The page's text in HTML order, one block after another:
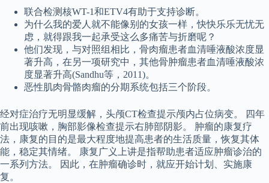
联合检测核WT-1和ETV4有助于支持诊断。
为什么我的爱人就不能像别的女孩一样，快快乐乐无忧无
虑，就得跟我一起承受这么多痛苦与折磨呢？
他们发现，与对照组相比，骨肉瘤患者血清唾液酸浓度显
著升高，在另一项研究中，其他骨肿瘤患者血清唾液酸浓
度显著升高(Sandhu等，2011)。
恶性肌肉骨骼肉瘤的分期系统包括三个阶段。
经对症治疗无明显缓解，头颅CT检查提示颅内占位病变。 四年
前出现咳嗽，胸部影像检查提示右肺部阴影。 肿瘤的康复疗
法，康复的目的是最大程度地提高患者的生活质量，恢复其体
能，稳定其情绪。 康复广义上讲是指帮助患者适应肿瘤诊治的
一系列方法。 因此，在肿瘤确诊时，就应开始计划、实施康
复。